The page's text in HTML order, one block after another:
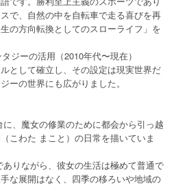
で、自然の中を自転車で走る喜びを再
の方向転換としてのスローライフ」を
ジーの活用（2010年代〜現在）
として確立し、その設定は現実世界だ
ーの世界にも広がりました。
、魔女の修業のために都会から引っ越
こわた まこと）の日常を描いていま
りながら、彼女の生活は極めて普通で
な展開はなく、四季の移ろいや地域の